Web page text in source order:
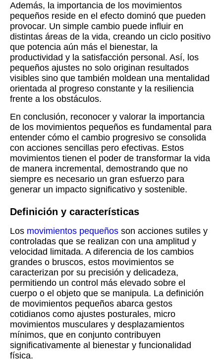
Además, la importancia de los movimientos
pequeños reside en el efecto dominó que pueden
provocar. Un simple cambio puede influir en
distintas áreas de la vida, creando un ciclo positivo
que potencia aún más el bienestar, la
productividad y la satisfacción personal. Así, los
pequeños ajustes no solo originan resultados
visibles sino que también moldean una mentalidad
orientada al progreso constante y la resiliencia
frente a los obstáculos.
En conclusión, reconocer y valorar la importancia
de los movimientos pequeños es fundamental para
entender cómo el cambio progresivo se consolida
con acciones sencillas pero efectivas. Estos
movimientos tienen el poder de transformar la vida
de manera incremental, demostrando que no
siempre es necesario un gran esfuerzo para
generar un impacto significativo y sostenible.
Definición y características
Los movimientos pequeños son acciones sutiles y
controladas que se realizan con una amplitud y
velocidad limitada. A diferencia de los cambios
grandes o bruscos, estos movimientos se
caracterizan por su precisión y delicadeza,
permitiendo un control más elevado sobre el
cuerpo o el objeto que se manipula. La definición
de movimientos pequeños abarca gestos
cotidianos como ajustes posturales, micro
movimientos musculares y desplazamientos
mínimos, que en conjunto contribuyen
significativamente al bienestar y funcionalidad
física.